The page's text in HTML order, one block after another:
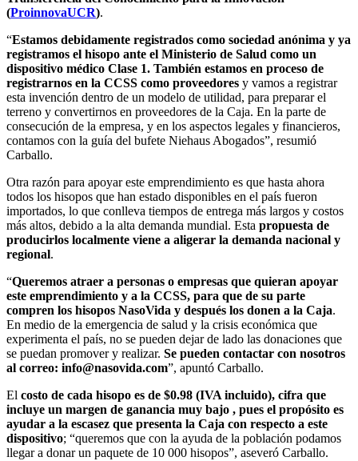
(ProinnovaUCR).
“Estamos debidamente registrados como sociedad anónima y ya
registramos el hisopo ante el Ministerio de Salud como un
dispositivo médico Clase 1. También estamos en proceso de
registrarnos en la CCSS como proveedores y vamos a registrar
esta invención dentro de un modelo de utilidad, para preparar el
terreno y convertirnos en proveedores de la Caja. En la parte de
consecución de la empresa, y en los aspectos legales y financieros,
contamos con la guía del bufete Niehaus Abogados”, resumió
Carballo.
Otra razón para apoyar este emprendimiento es que hasta ahora
todos los hisopos que han estado disponibles en el país fueron
importados, lo que conlleva tiempos de entrega más largos y costos
más altos, debido a la alta demanda mundial. Esta propuesta de
producirlos localmente viene a aligerar la demanda nacional y
regional.
“Queremos atraer a personas o empresas que quieran apoyar
este emprendimiento y a la CCSS, para que de su parte
compren los hisopos NasoVida y después los donen a la Caja.
En medio de la emergencia de salud y la crisis económica que
experimenta el país, no se pueden dejar de lado las donaciones que
se puedan promover y realizar. Se pueden contactar con nosotros
al correo: info@nasovida.com”, apuntó Carballo.
El costo de cada hisopo es de $0.98 (IVA incluido), cifra que
incluye un margen de ganancia muy bajo , pues el propósito es
ayudar a la escasez que presenta la Caja con respecto a este
dispositivo; “queremos que con la ayuda de la población podamos
llegar a donar un paquete de 10 000 hisopos”, aseveró Carballo.